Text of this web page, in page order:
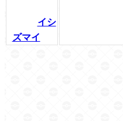
イシ
ズマイ